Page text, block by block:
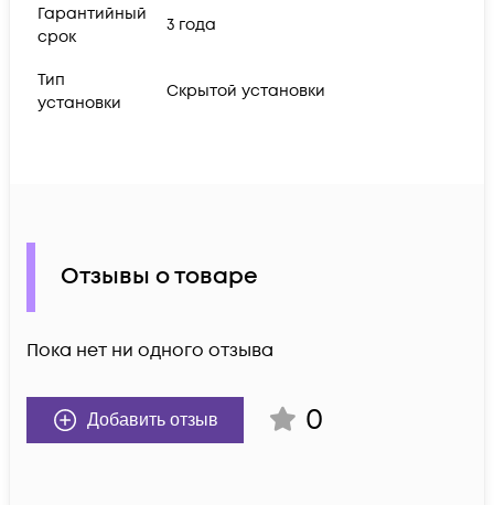
Гарантийный
срок
3 года
Тип
установки
Скрытой установки
Отзывы о товаре
Пока нет ни одного отзыва
Добавить отзыв 0